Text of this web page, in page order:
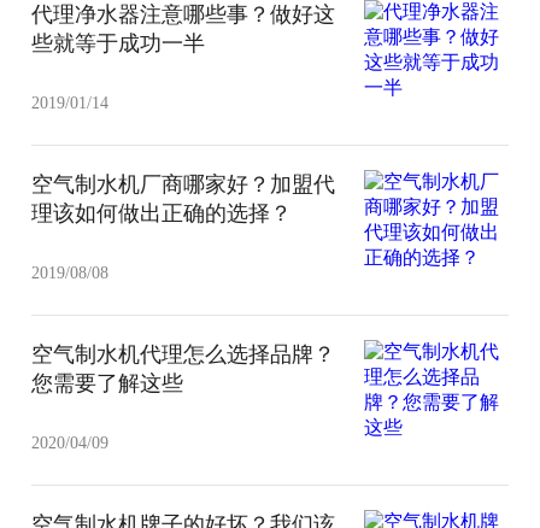
代理净水器注意哪些事？做好这
些就等于成功一半
2019/01/14
空气制水机厂商哪家好？加盟代
理该如何做出正确的选择？
2019/08/08
空气制水机代理怎么选择品牌？
您需要了解这些
2020/04/09